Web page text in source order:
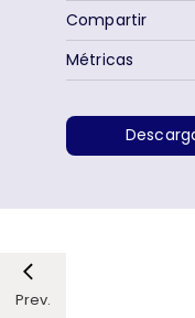
Métricas
Compartir
Prev.